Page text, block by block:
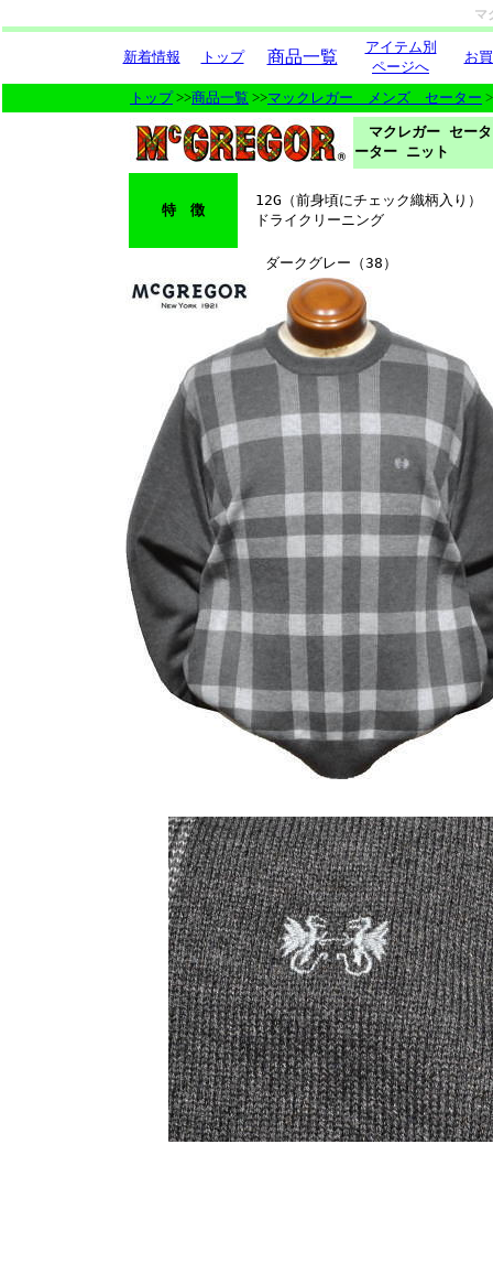
マ
新着情報 トップ 商品一覧
アイテム別
ページへ
お
トップ>>商品一覧 >>マックレガー メンズ セーター
マクレガー セー
ーター ニット
特 徴
12G（前身頃にチェック織柄入り）
ドライクリーニング
ダークグレー（38）